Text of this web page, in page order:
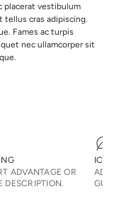
placerat vestibulum
tellus cras adipiscing.
Fames ac turpis
nec ullamcorper sit
ADVANTAGE OR
DESCRIPTION.
ADD